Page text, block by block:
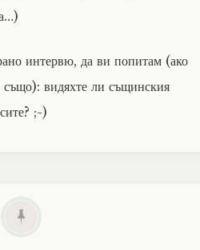
интервю, да ви попитам (ако
видяхте ли същинския
;-)